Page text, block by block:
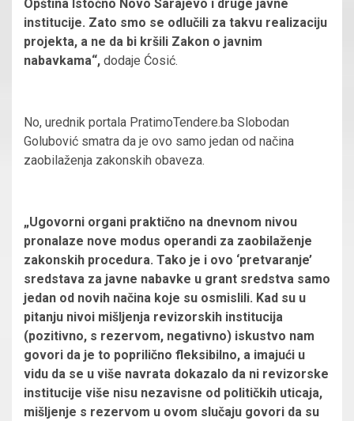
Opština Istočno Novo Sarajevo i druge javne
institucije. Zato smo se odlučili za takvu realizaciju
projekta, a ne da bi kršili Zakon o javnim
nabavkama“, dodaje Ćosić.
No, urednik portala PratimoTendere.ba Slobodan
Golubović smatra da je ovo samo jedan od načina
zaobilaženja zakonskih obaveza.
„Ugovorni organi praktično na dnevnom nivou
pronalaze nove modus operandi za zaobilaženje
zakonskih procedura. Tako je i ovo ‘pretvaranje’
sredstava za javne nabavke u grant sredstva samo
jedan od novih načina koje su osmislili. Kad su u
pitanju nivoi mišljenja revizorskih institucija
(pozitivno, s rezervom, negativno) iskustvo nam
govori da je to poprilično fleksibilno, a imajući u
vidu da se u više navrata dokazalo da ni revizorske
institucije više nisu nezavisne od političkih uticaja,
mišljenje s rezervom u ovom slučaju govori da su